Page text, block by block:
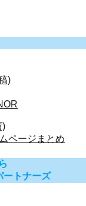
)
)
ページまとめ
ートナーズ